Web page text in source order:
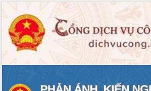
VĂN BẢN HĐND TỈNH
ĐIỂM TIN VĂN BẢN